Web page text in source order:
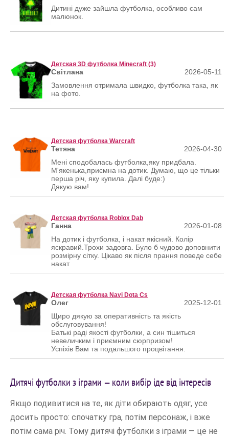
Дитині дуже зайшла футболка, особливо сам
малюнок.
Детская 3D футболка Minecraft (3)
Світлана
2026-05-11
Замовлення отримала швидко, футболка така, як
на фото.
Детская футболка Warcraft
Тетяна
2026-04-30
Мені сподобалась футболка,яку придбала.
М'якенька,приємна на дотик. Думаю, що це тільки
перша річ, яку купила. Далі буде:)
Дякую вам!
Детская футболка Roblox Dab
Ганна
2026-01-08
На дотик і футболка, і накат якісний. Колір
яскравий.Трохи задовга. Було б чудово доповнити
розмірну сітку. Цікаво як після прання поведе себе
накат
Детская футболка Navi Dota Cs
Олег
2025-12-01
Щиро дякую за оперативність та якість
обслуговування!
Батькі раді якості футболки, а син тішиться
невеличким і приємним сюрпризом!
Успіхів Вам та подальшого процвітання.
Дитячі футболки з іграми — коли вибір іде від інтересів
Якщо подивитися на те, як діти обирають одяг, усе
досить просто: спочатку гра, потім персонаж, і вже
потім сама річ. Тому дитячі футболки з іграми — це не